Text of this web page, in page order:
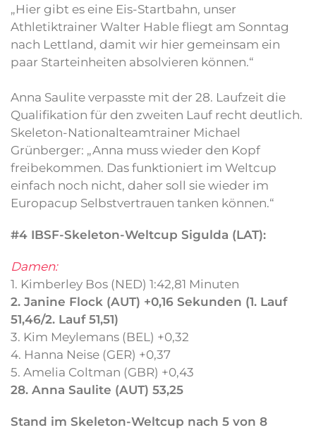
„Hier gibt es eine Eis-Startbahn, unser
Athletiktrainer Walter Hable fliegt am Sonntag
nach Lettland, damit wir hier gemeinsam ein
paar Starteinheiten absolvieren können.“
Anna Saulite verpasste mit der 28. Laufzeit die
Qualifikation für den zweiten Lauf recht deutlich.
Skeleton-Nationalteamtrainer Michael
Grünberger: „Anna muss wieder den Kopf
freibekommen. Das funktioniert im Weltcup
einfach noch nicht, daher soll sie wieder im
Europacup Selbstvertrauen tanken können.“
#4 IBSF-Skeleton-Weltcup Sigulda (LAT):
Damen:
1. Kimberley Bos (NED) 1:42,81 Minuten
2. Janine Flock (AUT) +0,16 Sekunden (1. Lauf
51,46/2. Lauf 51,51)
3. Kim Meylemans (BEL) +0,32
4. Hanna Neise (GER) +0,37
5. Amelia Coltman (GBR) +0,43
28. Anna Saulite (AUT) 53,25
Stand im Skeleton-Weltcup nach 5 von 8